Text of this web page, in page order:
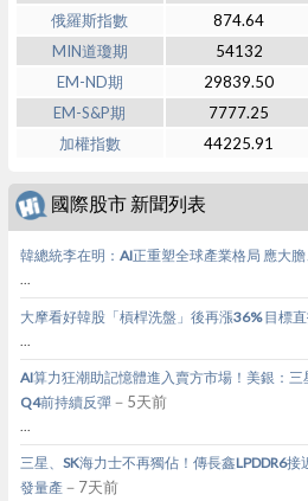
俄羅斯指數
874.64
MIN道瓊期
54132
EM-ND期
29839.50
EM-S&P期
7777.25
加權指數
44225.91
國際股市 新聞列表
韓總統李在明：AI正重塑全球產業格局 應大
...
大摩看好韓股「槓桿洗盤」後再漲36% 目標
...
AI算力狂潮助記憶體進入賣方市場！美銀：
Q4前持續反彈－5天前
...
三星、SK海力士不再獨佔！傳長鑫LPDDR6
發量產－7天前